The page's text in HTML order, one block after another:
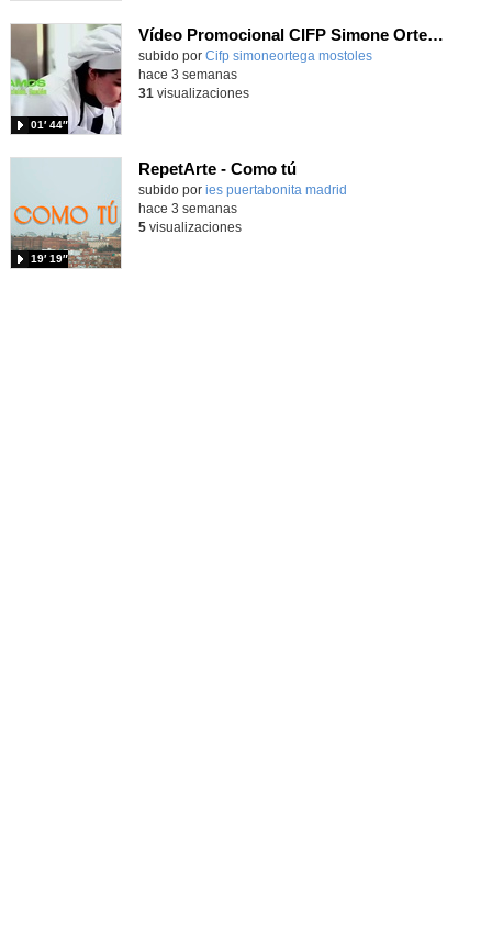
Vídeo Promocional CIFP Simone Ortega
Contenido educativo.
subido por Cifp simoneortega mostoles
01′ 44″
-
hace 3 semanas
31 visualizaciones
RepetArte - Como tú
subido por ies puertabonita madrid
19′ 19″
hace 3 semanas
5visualizaciones